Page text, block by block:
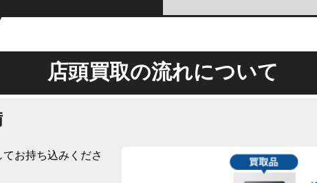
店頭買取の流れについて
お持ち込みくださ